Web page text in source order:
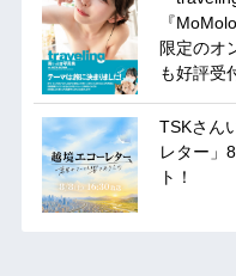
『
限定のオ
も好評受
TSKさん
レター」
ト！